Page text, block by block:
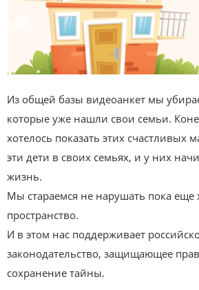
Из общей базы видеоанкет мы
которые уже нашли свои семьи.
хотелось показать этих счастливых
эти дети в своих семьях, и у них
жизнь.
Мы стараемся не нарушать пока еще
пространство.
И в этом нас поддерживает
законодательство, защищающее
сохранение тайны.